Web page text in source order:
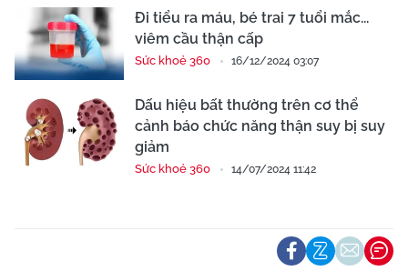
Đi tiểu ra máu, bé trai 7 tuổi mắc...
viêm cầu thận cấp
Sức khoẻ 360 16/12/2024 03:07
Dấu hiệu bất thường trên cơ thể
cảnh báo chức năng thận suy bị suy
giảm
Sức khoẻ 360 14/07/2024 11:42